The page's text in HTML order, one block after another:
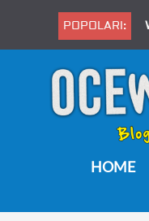
POPOLARI:
HOME